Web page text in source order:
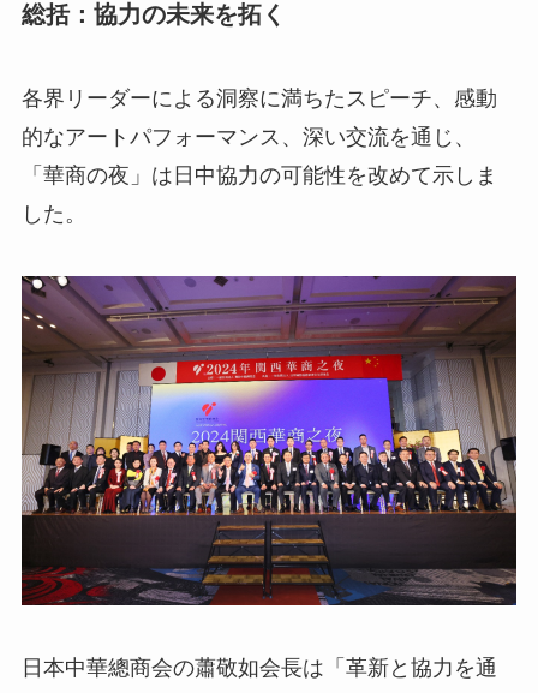
総括：協力の未来を拓く
各界リーダーによる洞察に満ちたスピーチ、感動
的なアートパフォーマンス、深い交流を通じ、
「華商の夜」は日中協力の可能性を改めて示しま
した。
日本中華總商会の蕭敬如会長は「革新と協力を通